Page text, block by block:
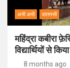
अभी अभी वाराणसी
महिंद्रा कबीरा
विद्यार्थियों से
8 months ago